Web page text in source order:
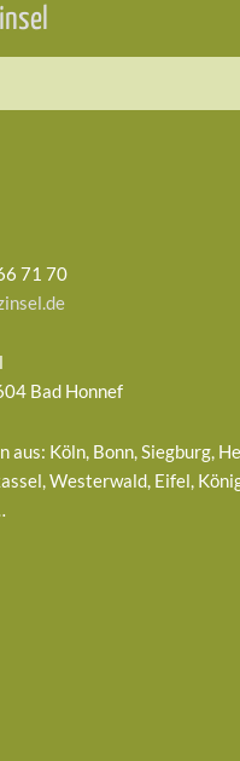
71 70
Bad Honnef
aus: Köln, Bonn, Siegburg,
Westerwald, Eifel,